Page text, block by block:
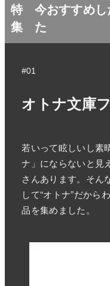
特
集
今おすすめ
た
#01
オトナ文庫
若いって眩しいし素
ナ」にならないと見
さんあります。そん
して“オトナ”だから
品を集めました。